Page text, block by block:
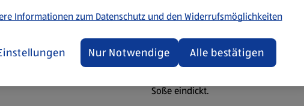
Hitze reduzieren und in Röschen
zart ist, Ingwer, Knoblauch und die
Die Sojasauce zum Brokkoli gießen
Waser auflösen und zur Soße
Soße eindickt.
Informationen zum Datenschutz und den Widerrufsmöglichkeiten
Nur Notwendige Alle bestätigen